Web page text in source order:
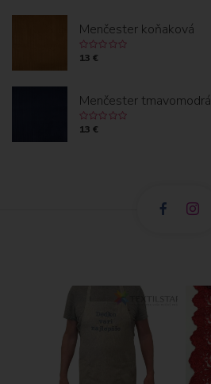
Menčester koňaková
13 €
Menčester tmavomodrá
13 €